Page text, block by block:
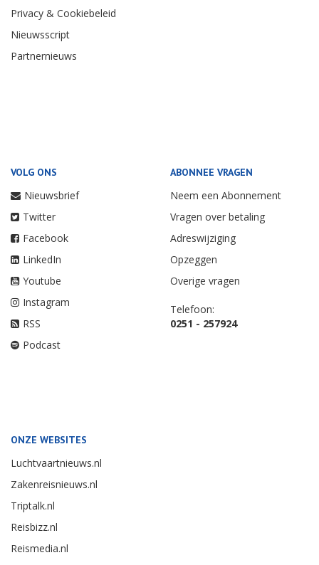
Privacy & Cookiebeleid
Nieuwsscript
Partnernieuws
VOLG ONS
Nieuwsbrief
Twitter
Facebook
LinkedIn
Youtube
Instagram
RSS
Podcast
ABONNEE VRAGEN
Neem een Abonnement
Vragen over betaling
Adreswijziging
Opzeggen
Overige vragen
Telefoon:
0251 - 257924
ONZE WEBSITES
Luchtvaartnieuws.nl
Zakenreisnieuws.nl
Triptalk.nl
Reisbizz.nl
Reismedia.nl